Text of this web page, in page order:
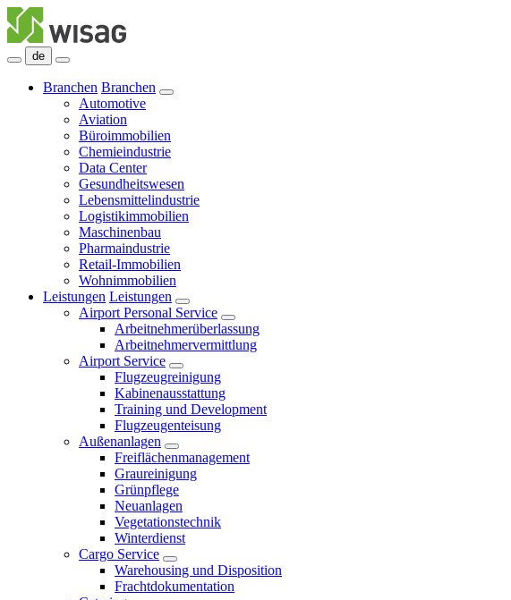
de
Branchen Branchen
Automotive
Aviation
Büroimmobilien
Chemieindustrie
Data Center
Gesundheitswesen
Lebensmittelindustrie
Logistikimmobilien
Maschinenbau
Pharmaindustrie
Retail-Immobilien
Wohnimmobilien
Leistungen Leistungen
Airport Personal Service
Arbeitnehmerüberlassung
Arbeitnehmervermittlung
Airport Service
Flugzeugreinigung
Kabinenausstattung
Training und Development
Flugzeugenteisung
Außenanlagen
Freiflächenmanagement
Graureinigung
Grünpflege
Neuanlagen
Vegetationstechnik
Winterdienst
Cargo Service
Warehousing und Disposition
Frachtdokumentation